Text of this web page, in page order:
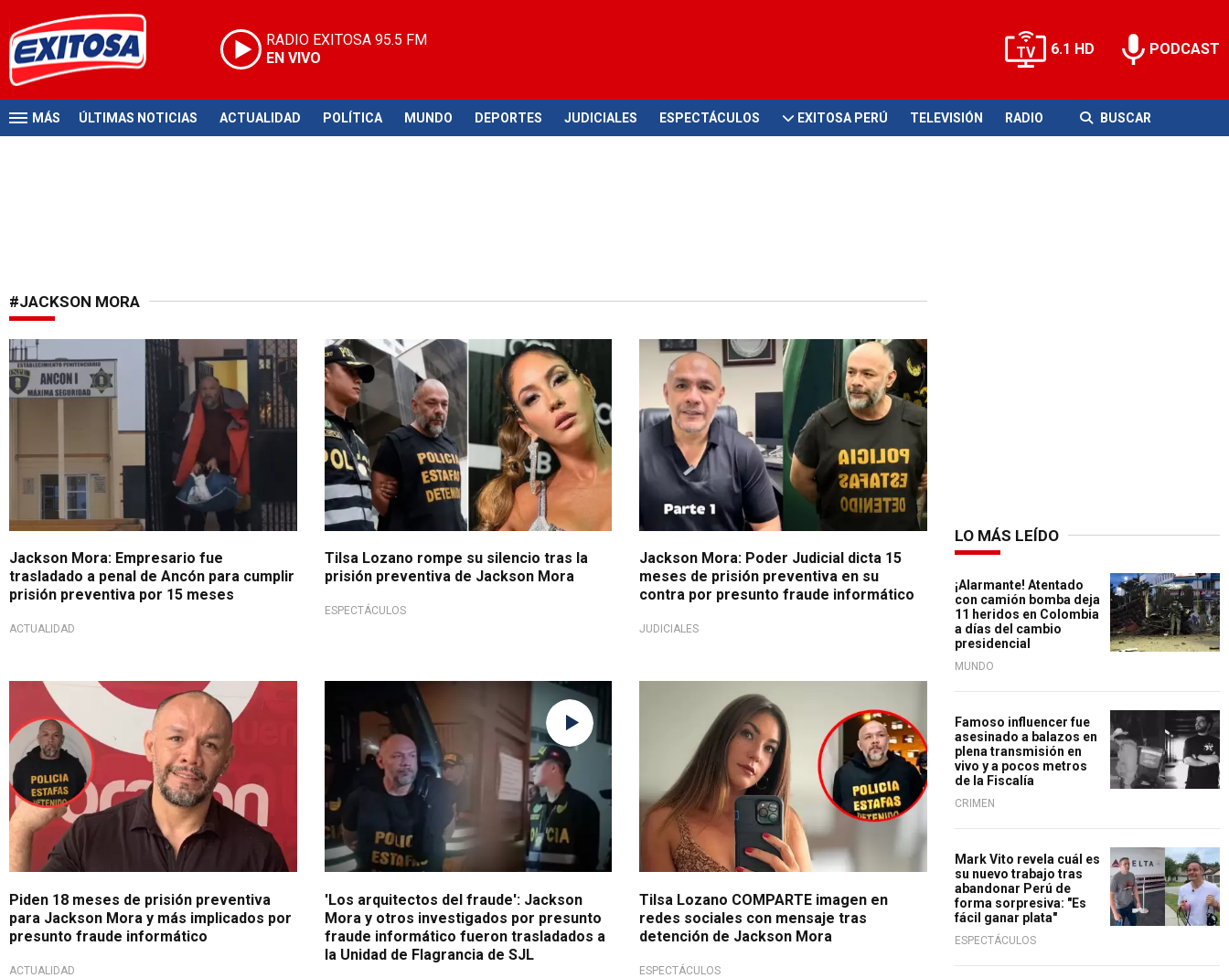
RADIO EXITOSA 95.5 FM
EN VIVO
6.1 HD PODCAST
MÁS ÚLTIMAS NOTICIAS ACTUALIDAD POLÍTICA MUNDO DEPORTES JUDICIALES ESPECTÁCULOS EXITOSA PERÚ TELEVISIÓN RADIO BUSCAR
#JACKSON MORA
Jackson Mora: Empresario fue
trasladado a penal de Ancón para cumplir
prisión preventiva por 15 meses
ACTUALIDAD
Vuelve la polémica
Tilsa Lozano rompe su silencio tras la
prisión preventiva de Jackson Mora
ESPECTÁCULOS
¡Se va a la cárcel!
Jackson Mora: Poder Judicial dicta 15
meses de prisión preventiva en su
contra por presunto fraude informático
JUDICIALES
Realizaban transferencias ilícitas
Piden 18 meses de prisión preventiva
para Jackson Mora y más implicados por
presunto fraude informático
ACTUALIDAD
Presunto fraude informático
'Los arquitectos del fraude': Jackson
Mora y otros investigados por presunto
fraude informático fueron trasladados a
la Unidad de Flagrancia de SJL
Ante detención de su exesposo
Tilsa Lozano COMPARTE imagen en
redes sociales con mensaje tras
detención de Jackson Mora
ESPECTÁCULOS
LO MÁS LEÍDO
¡Alarmante! Atentado
con camión bomba deja
11 heridos en Colombia
a días del cambio
presidencial
MUNDO
Famoso influencer fue
asesinado a balazos en
plena transmisión en
vivo y a pocos metros
de la Fiscalía
CRIMEN
Mark Vito revela cuál es
su nuevo trabajo tras
abandonar Perú de
forma sorpresiva: "Es
fácil ganar plata"
ESPECTÁCULOS